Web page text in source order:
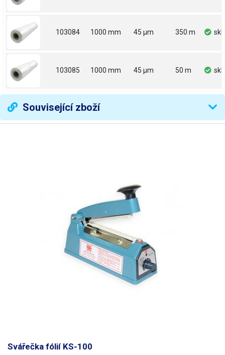
103084 1000 mm 45 µm 350 m
103085 1000 mm 45 µm 50 m
Související zboží
Svářečka fólií KS-100